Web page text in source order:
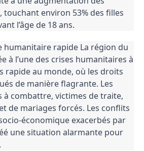
touchant environ 53% des filles
l’âge de 18 ans.
humanitaire rapide La région du
à l’une des crises humanitaires à
rapide au monde, où les droits
de manière flagrante. Les
à combattre, victimes de traite,
de mariages forcés. Les conflits
économique exacerbés par
une situation alarmante pour